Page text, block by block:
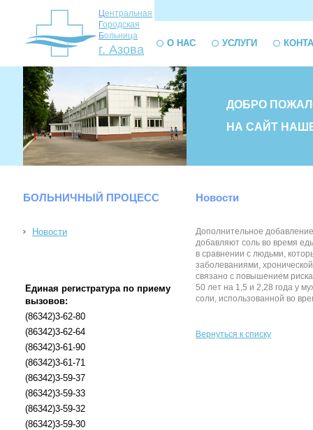
Центральная
Городская
Больница
г. Азова О НАС УСЛУГИ
ДОБРО
НА САЙТ
БОЛЬНИЧНЫЙ ПРОЦЕСС
Новости
Единая регистратура по приему
вызовов:
(86342)3-62-80
(86342)3-62-64
(86342)3-61-90
(86342)3-61-71
(86342)3-59-37
(86342)3-59-33
(86342)3-59-32
(86342)3-59-30
Новости
Дополнительное
добавляют соль во время
в сравнении с людьми,
заболеваниями,
связано с повышением
50 лет на 1,5 и 2,28 года у
соли, использованной во
Вернуться к списку